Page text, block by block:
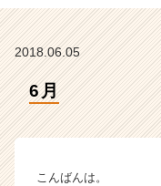
|
2018.06.05
6月
こんばんは。